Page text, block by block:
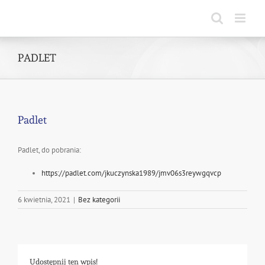
PADLET
Padlet
Padlet, do pobrania:
https://padlet.com/jkuczynska1989/jmv06s3reywgqvcp
6 kwietnia, 2021 | Bez kategorii
Udostępnij ten wpis!